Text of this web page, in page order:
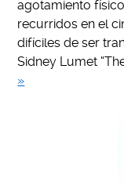
agotamiento
recurridos en el
difíciles de ser
Sidney Lumet
»